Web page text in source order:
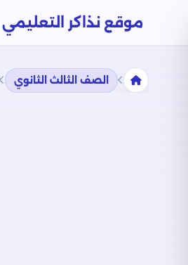
موقع نذاكر التعليمي
الصف الثالث الثانوي